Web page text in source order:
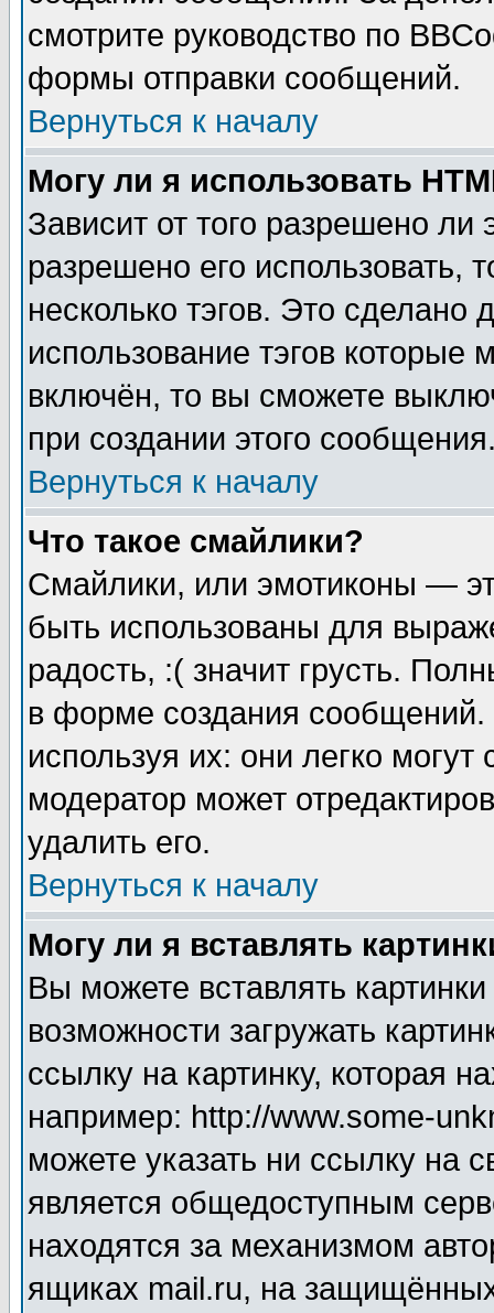
смотрите руководство по
формы отправки сообщений.
Вернуться к началу
Могу ли я использовать
Зависит от того разрешено
разрешено его использовать,
несколько тэгов. Это сделано
использование тэгов
включён, то вы сможете
при создании этого
Вернуться к началу
Что такое смайлики?
Смайлики, или эмотиконы —
быть использованы для
радость, :( значит грусть.
в форме создания сообщений.
используя их: они легко
модератор может
удалить его.
Вернуться к началу
Могу ли я вставлять
Вы можете вставлять
возможности загружать
ссылку на картинку, которая
например: http://www.some-
можете указать ни ссылку на
является общедоступным
находятся за механизмом
ящиках mail.ru, на